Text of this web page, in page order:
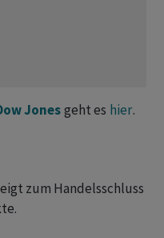
Jonesgeht es hier.
zum Handelsschluss